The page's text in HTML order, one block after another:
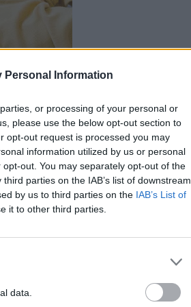
Personal Information
or processing of your personal or
please use the below opt-out section to
opt-out request is processed you may
information utilized by us or personal
out. You may separately opt-out of the
parties on the IAB’s list of downstream
by us to third parties on the IAB’s List of
it to other third parties.
data.
tan complejo como es el
para la siguiente etapa.
bien sostenido, y posición lateral de